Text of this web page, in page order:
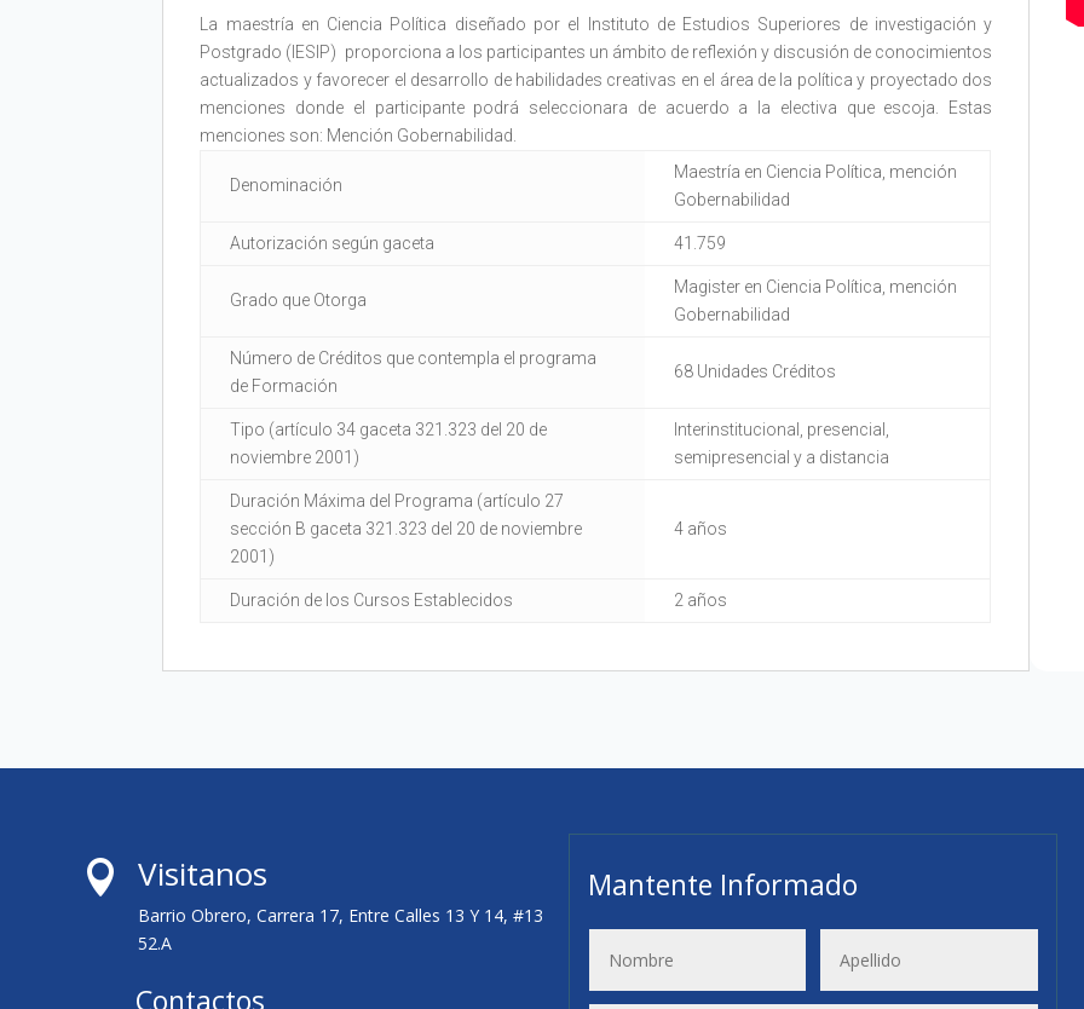
La maestría en Ciencia Política diseñado por el Instituto de Estudios Superiores de investigación y
Postgrado (IESIP) proporciona a los participantes un ámbito de reflexión y discusión de conocimientos
actualizados y favorecer el desarrollo de habilidades creativas en el área de la política y proyectado dos
menciones donde el participante podrá seleccionara de acuerdo a la electiva que escoja. Estas
menciones son: Mención Gobernabilidad.
Denominación
Maestría en Ciencia Política, mención
Gobernabilidad
Autorización según gaceta 41.759
Grado que Otorga
Magister en Ciencia Política, mención
Gobernabilidad
Número de Créditos que contempla el programa
de Formación
68 Unidades Créditos
Tipo (artículo 34 gaceta 321.323 del 20 de
noviembre 2001)
Interinstitucional, presencial,
semipresencial y a distancia
Duración Máxima del Programa (artículo 27
sección B gaceta 321.323 del 20 de noviembre
2001)
4 años
Duración de los Cursos Establecidos 2 años
 Visitanos
Barrio Obrero, Carrera 17, Entre Calles 13 Y 14, #13
52.A
Contactos
Mantente Informado